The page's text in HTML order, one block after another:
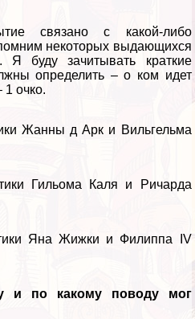
связано с какой-либо
некоторых выдающихся
Я буду зачитывать краткие
определить – о ком идет
1 очко.
Жанны д Арк и Вильгельма
Гильома Каля и Ричарда
Яна Жижки и Филиппа IV
и по какому поводу мог